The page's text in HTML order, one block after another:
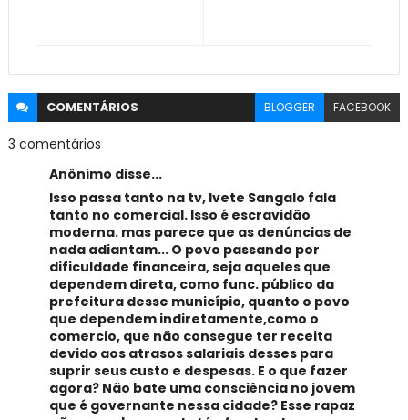
COMENTÁRIOS BLOGGER FACEBOOK
3 comentários
Anônimo disse...
Isso passa tanto na tv, Ivete Sangalo fala
tanto no comercial. Isso é escravidão
moderna. mas parece que as denúncias de
nada adiantam... O povo passando por
dificuldade financeira, seja aqueles que
dependem direta, como func. público da
prefeitura desse município, quanto o povo
que dependem indiretamente,como o
comercio, que não consegue ter receita
devido aos atrasos salariais desses para
suprir seus custo e despesas. E o que fazer
agora? Não bate uma consciência no jovem
que é governante nessa cidade? Esse rapaz